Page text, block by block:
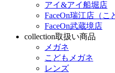
アイ&アイ船堀店
FaceOn瑞江店（こ
FaceOn武蔵境店
collection取扱い商品
メガネ
こどもメガネ
レンズ